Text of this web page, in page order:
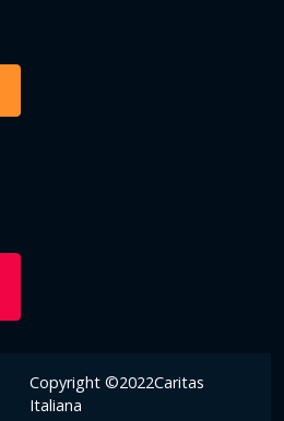
Copyright ©2022Caritas
Italiana